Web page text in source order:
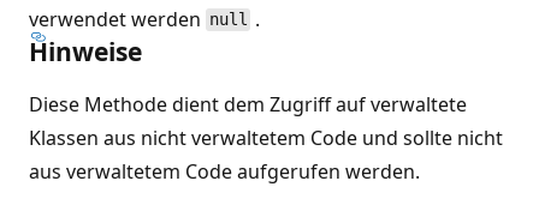
verwendet werden null .
Hinweise
Diese Methode dient dem Zugriff auf verwaltete
Klassen aus nicht verwaltetem Code und sollte nicht
aus verwaltetem Code aufgerufen werden.